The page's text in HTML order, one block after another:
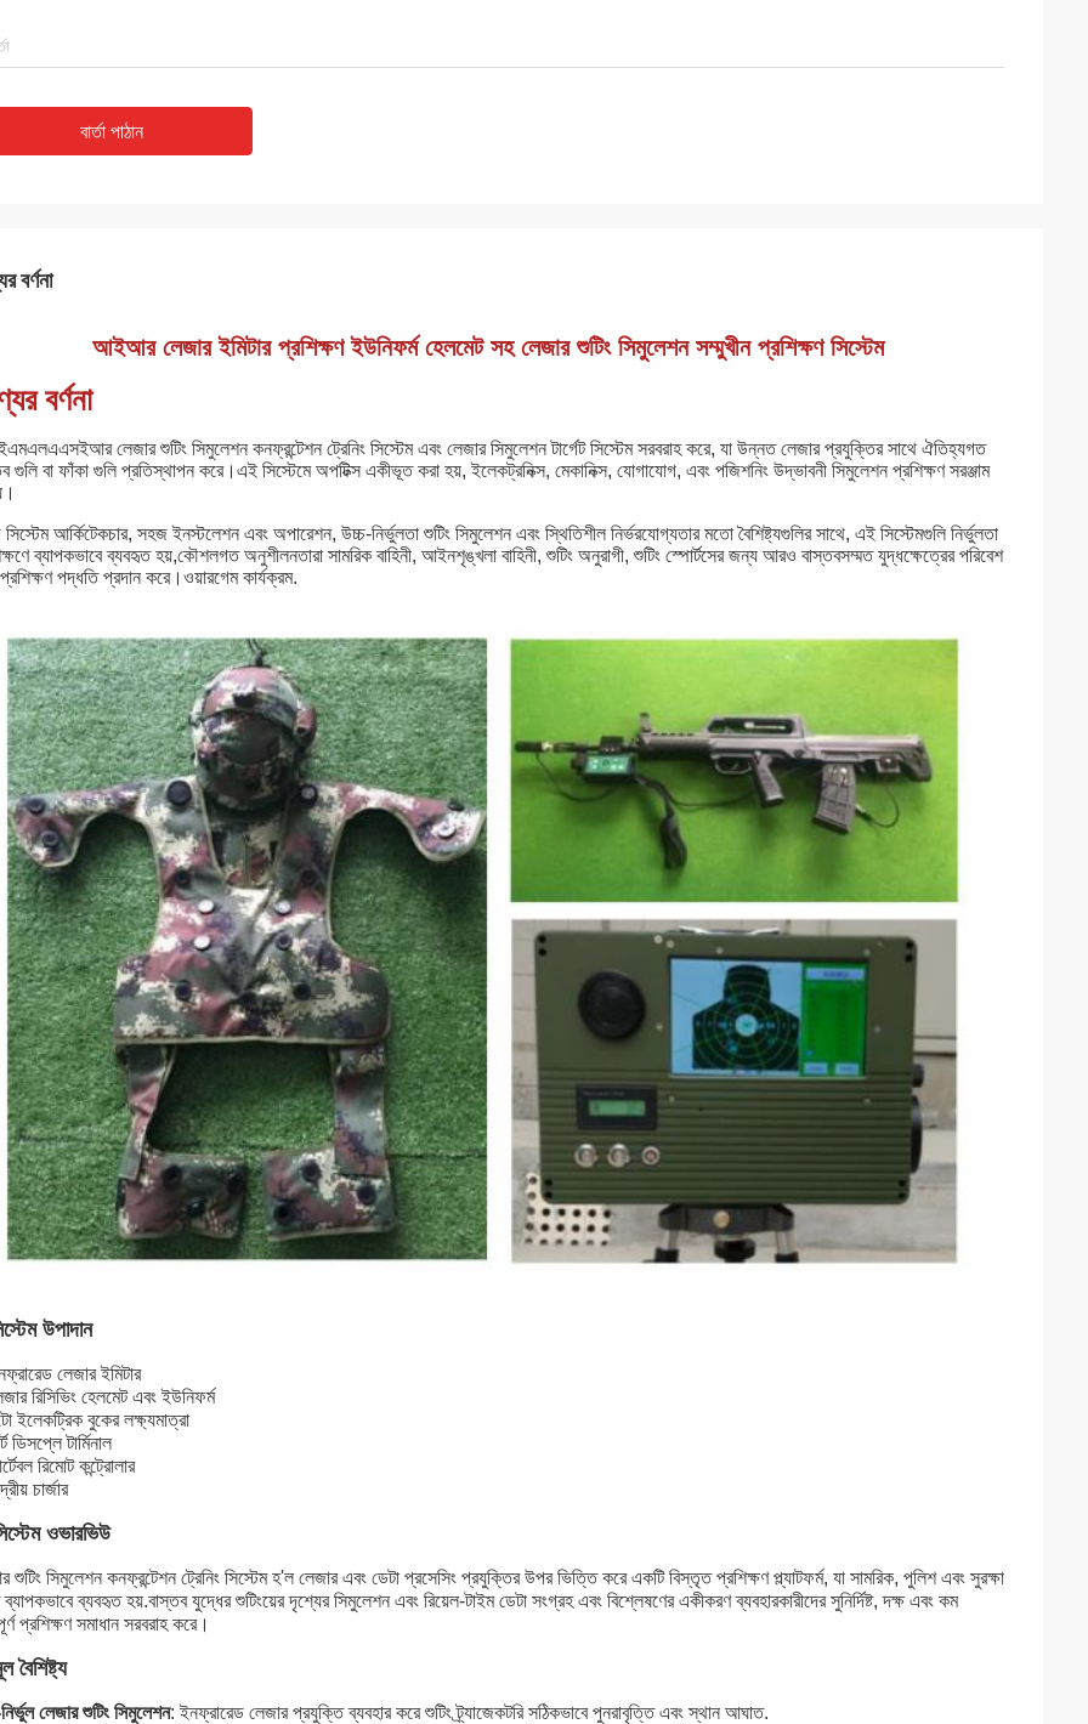
বার্তা পাঠান
বর্ণনা
আইআর লেজার ইমিটার প্রশিক্ষণ ইউনিফর্ম হেলমেট সহ লেজার শুটিং সিমুলেশন সম্মুখীন প্রশিক্ষণ সিস্টেম
বর্ণনা
লেজার শুটিং সিমুলেশন কনফ্রন্টেশন ট্রেনিং সিস্টেম এবং লেজার সিমুলেশন টার্গেট সিস্টেম সরবরাহ করে, যা উন্নত লেজার প্রযুক্তির সাথে ঐতিহ্যগত
গুলি বা ফাঁকা গুলি প্রতিস্থাপন করে।এই সিস্টেমে অপটিক্স একীভূত করা হয়, ইলেকট্রনিক্স, মেকানিক্স, যোগাযোগ, এবং পজিশনিং উদ্ভাবনী সিমুলেশন প্রশিক্ষণ সরঞ্জাম
আর্কিটেকচার, সহজ ইনস্টলেশন এবং অপারেশন, উচ্চ-নির্ভুলতা শুটিং সিমুলেশন এবং স্থিতিশীল নির্ভরযোগ্যতার মতো বৈশিষ্ট্যগুলির সাথে, এই সিস্টেমগুলি নির্ভুলতা
ব্যাপকভাবে ব্যবহৃত হয়,কৌশলগত অনুশীলনতারা সামরিক বাহিনী, আইনশৃঙ্খলা বাহিনী, শুটিং অনুরাগী, শুটিং স্পোর্টসের জন্য আরও বাস্তবসম্মত যুদ্ধক্ষেত্রের পরিবেশ
পদ্ধতি প্রদান করে।ওয়ারগেম কার্যক্রম.
উপাদান
লেজার ইমিটার
রিসিভিং হেলমেট এবং ইউনিফর্ম
ইলেকট্রিক বুকের লক্ষ্যমাত্রা
ডিসপ্লে টার্মিনাল
রিমোট কন্ট্রোলার
চার্জার
ওভারভিউ
শুটিং সিমুলেশন কনফ্রন্টেশন ট্রেনিং সিস্টেম হ'ল লেজার এবং ডেটা প্রসেসিং প্রযুক্তির উপর ভিত্তি করে একটি বিস্তৃত প্রশিক্ষণ প্ল্যাটফর্ম, যা সামরিক, পুলিশ এবং সুরক্ষা
ব্যাপকভাবে ব্যবহৃত হয়.বাস্তব যুদ্ধের শুটিংয়ের দৃশ্যের সিমুলেশন এবং রিয়েল-টাইম ডেটা সংগ্রহ এবং বিশ্লেষণের একীকরণ ব্যবহারকারীদের সুনির্দিষ্ট, দক্ষ এবং কম
প্রশিক্ষণ সমাধান সরবরাহ করে।
বৈশিষ্ট্য
লেজার শুটিং সিমুলেশন: ইনফ্রারেড লেজার প্রযুক্তি ব্যবহার করে শুটিং ট্র্যাজেকটরি সঠিকভাবে পুনরাবৃত্তি এবং স্থান আঘাত.